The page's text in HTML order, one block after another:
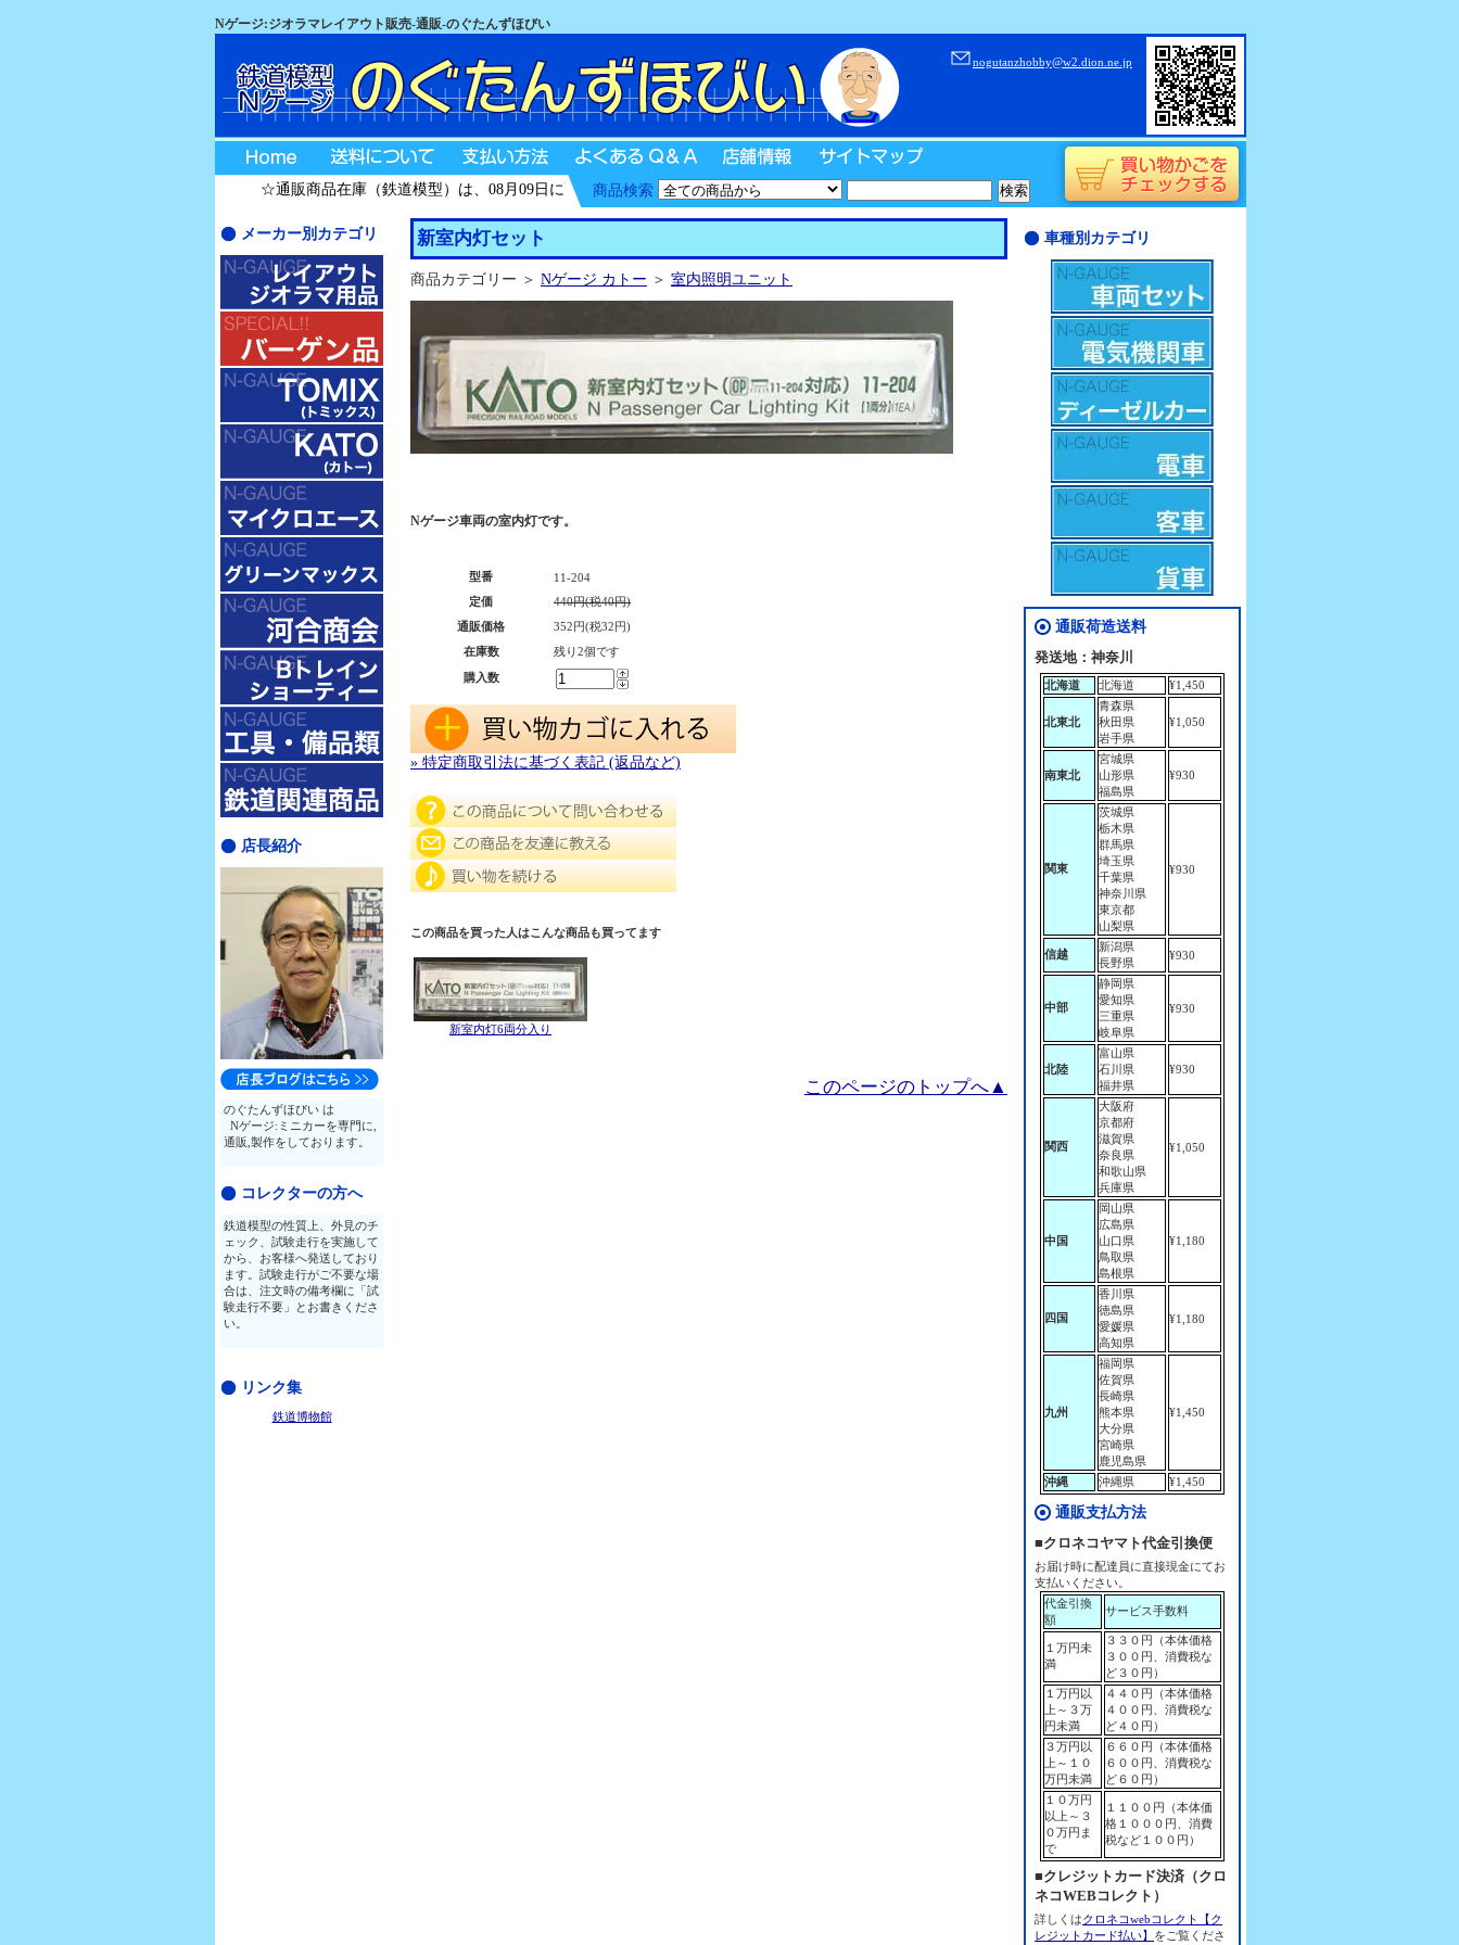
Nゲージ:ジオラマレイアウト販売-通販-のぐたんずほびい
nogutanzhobby@w2.dion.ne.jp
☆通販商品在庫（鉄道模型）は、08月09日に更新 商品検索
新室内灯セット
商品カテゴリー ＞ Nゲージ カトー ＞ 室内照明ユニット
Nゲージ車両の室内灯です。
型番
11-204
定価
440円(税40円)
通販価格
352円(税32円)
在庫数
残り2個です
購入数
» 特定商取引法に基づく表記 (返品など)
この商品を買った人はこんな商品も買ってます
新室内灯6両分入り
このページのトップへ▲
メーカー別カテゴリ
店長紹介
のぐたんずほびい は
Nゲージ:ミニカーを専門に,
通販,製作をしております。
コレクターの方へ
鉄道模型の性質上、外見のチ
ェック、試験走行を実施して
から、お客様へ発送しており
ます。試験走行がご不要な場
合は、注文時の備考欄に「試
験走行不要」とお書きくださ
い。
リンク集
鉄道博物館
車種別カテゴリ
通販荷造送料
発送地：神奈川
北海道 北海道 ¥1,450
北東北
青森県
秋田県
岩手県
¥1,050
南東北
宮城県
山形県
福島県
¥930
関東
茨城県
栃木県
群馬県
埼玉県
千葉県
神奈川県
東京都
山梨県
¥930
信越
新潟県
長野県
¥930
中部
静岡県
愛知県
三重県
岐阜県
¥930
北陸
富山県
石川県
福井県
¥930
関西
大阪府
京都府
滋賀県
奈良県
和歌山県
兵庫県
¥1,050
中国
岡山県
広島県
山口県
鳥取県
島根県
¥1,180
四国
香川県
徳島県
愛媛県
高知県
¥1,180
九州
福岡県
佐賀県
長崎県
熊本県
大分県
宮崎県
鹿児島県
¥1,450
沖縄 沖縄県 ¥1,450
通販支払方法
■クロネコヤマト代金引換便
お届け時に配達員に直接現金にてお
支払いください。
代金引換
額
サービス手数料
１万円未
満
３３０円（本体価格
３００円、消費税な
ど３０円）
１万円以
上～３万
円未満
４４０円（本体価格
４００円、消費税な
ど４０円）
３万円以
上～１０
万円未満
６６０円（本体価格
６００円、消費税な
ど６０円）
１０万円
以上～３
０万円ま
で
１１００円（本体価
格１０００円、消費
税など１００円）
■クレジットカード決済（クロ
ネコWEBコレクト）
詳しくはクロネコwebコレクト【ク
レジットカード払い】 をご覧くださ